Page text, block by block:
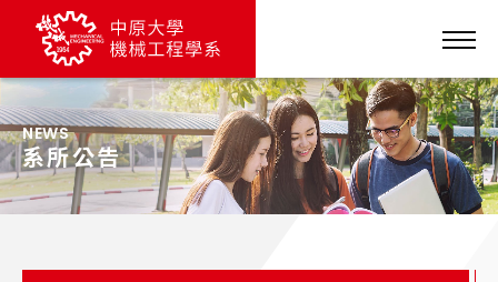
NEWS
系所公告